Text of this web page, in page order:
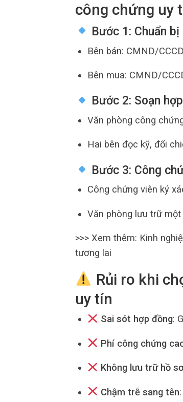
công chứng uy
Bước 1: Chuẩn
Bên bán: CMND/
Bên mua: CMND/
Bước 2: Soạn
Văn phòng công
Hai bên đọc kỹ, đối
Bước 3: Công
Công chứng viên ký
Văn phòng lưu trữ
>>> Xem thêm: Kinh
tương lai
Rủi ro khi
uy tín
Sai sót hợp đồng:
Phí công chứng
Không lưu trữ hồ
Chậm trễ sang tên